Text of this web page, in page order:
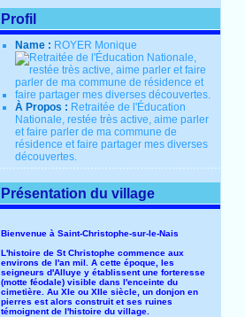
Profil
Name : ROYER Monique
À Propos : Retraitée de l'Éducation
Nationale, restée très active, aime parler
et faire parler de ma commune de
résidence et faire partager mes diverses
découvertes.
Présentation du village
Bienvenue à Saint-Christophe-sur-le-Nais
L'histoire de St Christophe commence aux
environs de l'an mil. A cette époque, les
seigneurs d'Alluye y établissent une forteresse
(motte féodale) visible dans l'enceinte du
cimetière. Au XIe ou XIIe siècle, un donjon en
pierres est alors construit et ses ruines
témoignent de l'histoire du village.